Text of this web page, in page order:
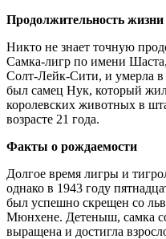
Продолжительность жизни
Никто не знает точную
Самка-лигр по имени
Солт-Лейк-Сити, и умерла в
был самец Нук, который
королевских животных в
возрасте 21 года.
Факты о рождаемости
Долгое время лигры и
однако в 1943 году
был успешно скрещен со
Мюнхене. Детеныш, самка
выращена и достигла